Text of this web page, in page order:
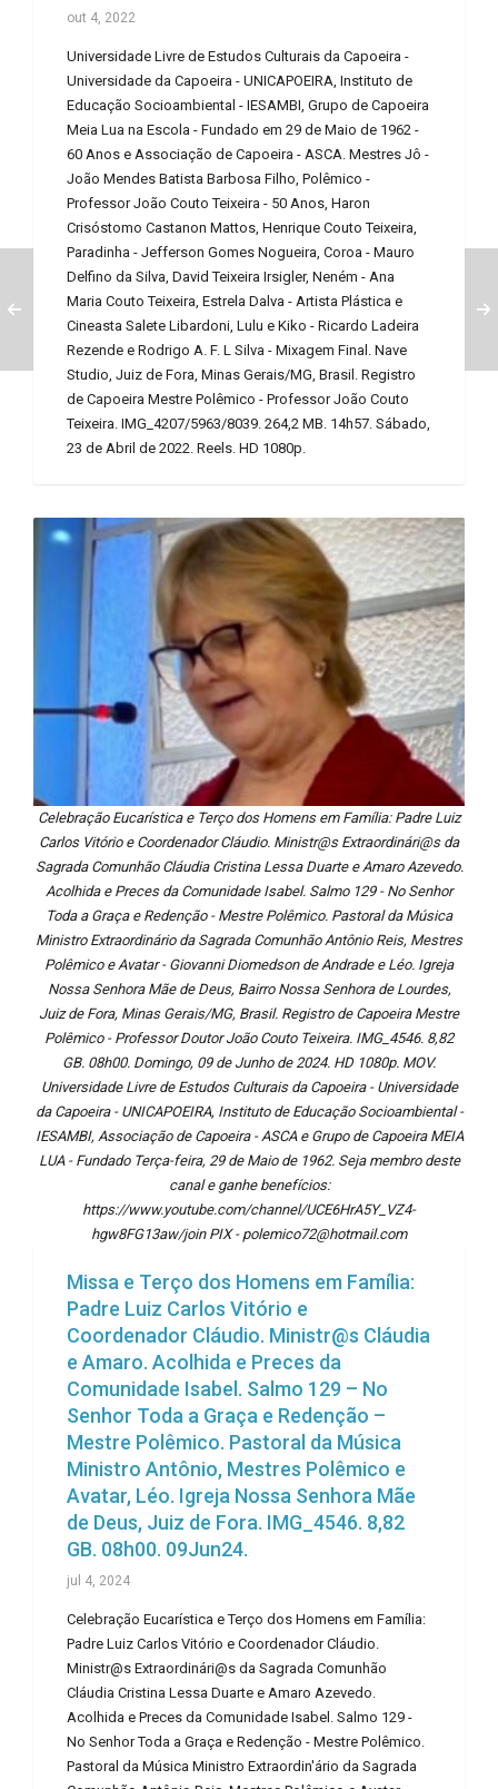
out 4, 2022
Universidade Livre de Estudos Culturais da Capoeira -
Universidade da Capoeira - UNICAPOEIRA, Instituto de
Educação Socioambiental - IESAMBI, Grupo de Capoeira
Meia Lua na Escola - Fundado em 29 de Maio de 1962 -
60 Anos e Associação de Capoeira - ASCA. Mestres Jô -
João Mendes Batista Barbosa Filho, Polêmico -
Professor João Couto Teixeira - 50 Anos, Haron
Crisóstomo Castanon Mattos, Henrique Couto Teixeira,
Paradinha - Jefferson Gomes Nogueira, Coroa - Mauro
Delfino da Silva, David Teixeira Irsigler, Neném - Ana
Maria Couto Teixeira, Estrela Dalva - Artista Plástica e
Cineasta Salete Libardoni, Lulu e Kiko - Ricardo Ladeira
Rezende e Rodrigo A. F. L Silva - Mixagem Final. Nave
Studio, Juiz de Fora, Minas Gerais/MG, Brasil. Registro
de Capoeira Mestre Polêmico - Professor João Couto
Teixeira. IMG_4207/5963/8039. 264,2 MB. 14h57. Sábado,
23 de Abril de 2022. Reels. HD 1080p.
Celebração Eucarística e Terço dos Homens em Família: Padre Luiz
Carlos Vitório e Coordenador Cláudio. Ministr@s Extraordinári@s da
Sagrada Comunhão Cláudia Cristina Lessa Duarte e Amaro Azevedo.
Acolhida e Preces da Comunidade Isabel. Salmo 129 - No Senhor
Toda a Graça e Redenção - Mestre Polêmico. Pastoral da Música
Ministro Extraordinário da Sagrada Comunhão Antônio Reis, Mestres
Polêmico e Avatar - Giovanni Diomedson de Andrade e Léo. Igreja
Nossa Senhora Mãe de Deus, Bairro Nossa Senhora de Lourdes,
Juiz de Fora, Minas Gerais/MG, Brasil. Registro de Capoeira Mestre
Polêmico - Professor Doutor João Couto Teixeira. IMG_4546. 8,82
GB. 08h00. Domingo, 09 de Junho de 2024. HD 1080p. MOV.
Universidade Livre de Estudos Culturais da Capoeira - Universidade
da Capoeira - UNICAPOEIRA, Instituto de Educação Socioambiental -
IESAMBI, Associação de Capoeira - ASCA e Grupo de Capoeira MEIA
LUA - Fundado Terça-feira, 29 de Maio de 1962. Seja membro deste
canal e ganhe benefícios:
https://www.youtube.com/channel/UCE6HrA5Y_VZ4-
hgw8FG13aw/join PIX - polemico72@hotmail.com
Missa e Terço dos Homens em Família:
Padre Luiz Carlos Vitório e
Coordenador Cláudio. Ministr@s Cláudia
e Amaro. Acolhida e Preces da
Comunidade Isabel. Salmo 129 – No
Senhor Toda a Graça e Redenção –
Mestre Polêmico. Pastoral da Música
Ministro Antônio, Mestres Polêmico e
Avatar, Léo. Igreja Nossa Senhora Mãe
de Deus, Juiz de Fora. IMG_4546. 8,82
GB. 08h00. 09Jun24.
jul 4, 2024
Celebração Eucarística e Terço dos Homens em Família:
Padre Luiz Carlos Vitório e Coordenador Cláudio.
Ministr@s Extraordinári@s da Sagrada Comunhão
Cláudia Cristina Lessa Duarte e Amaro Azevedo.
Acolhida e Preces da Comunidade Isabel. Salmo 129 -
No Senhor Toda a Graça e Redenção - Mestre Polêmico.
Pastoral da Música Ministro Extraordin'ário da Sagrada